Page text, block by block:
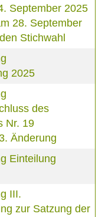
September 2025
28. September
Stichwahl
2025
des
Nr. 19
Änderung
Einteilung
III.
zur Satzung der